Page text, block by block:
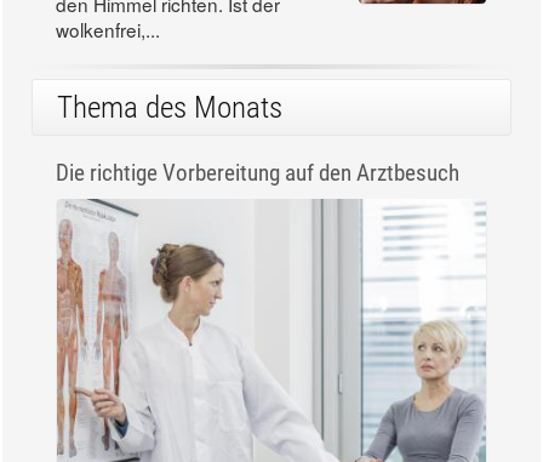
wolkenfrei,...
Thema des Monats
Die richtige Vorbereitung auf den Arztbesuch